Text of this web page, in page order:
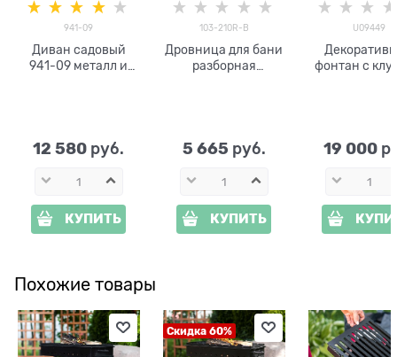
941-09
Диван садовый
941-09 металл и
12 580 руб.
КУПИТЬ
103-210R-B
Дровница для бани
разборная
5 665 руб.
КУПИТЬ
U09449
фонтан с
19 000
Похожие товары
Скидка 60%